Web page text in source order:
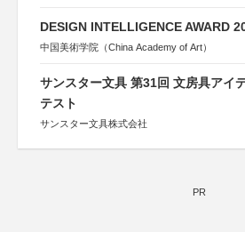
DESIGN INTELLIGENCE AWARD
中国美術学院（China Academy of Art）
サンスター文具 第31回 文房具アイ
テスト
サンスター文具株式会社
PR